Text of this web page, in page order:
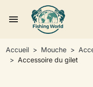
menu
Accueil Mouche
Accessoire du gilet